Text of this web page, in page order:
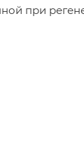
при